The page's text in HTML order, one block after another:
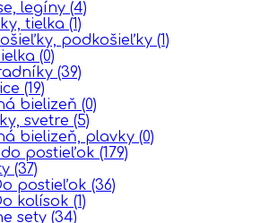
legíny (4)
tielka (1)
podkošieľky (1)
(0)
(39)
(19)
bielizeň (0)
svetre (5)
bielizeň, plavky (0)
postieľok (179)
(37)
postieľok (36)
kolísok (1)
sety (34)